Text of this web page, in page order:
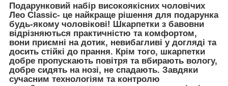
Подарунковий набір високоякісних чоловічих
Лео Classic- це найкраще рішення для подарунка
будь-якому чоловікові! Шкарпетки з бавовни
відрізняються практичністю та комфортом,
вони приємні на дотик, невибагливі у догляді та
досить стійкі до прання. Крім того, шкарпетки
добре пропускають повітря та вбирають вологу,
добре сидять на нозі, не спадають. Завдяки
сучасним технологіям та контролю